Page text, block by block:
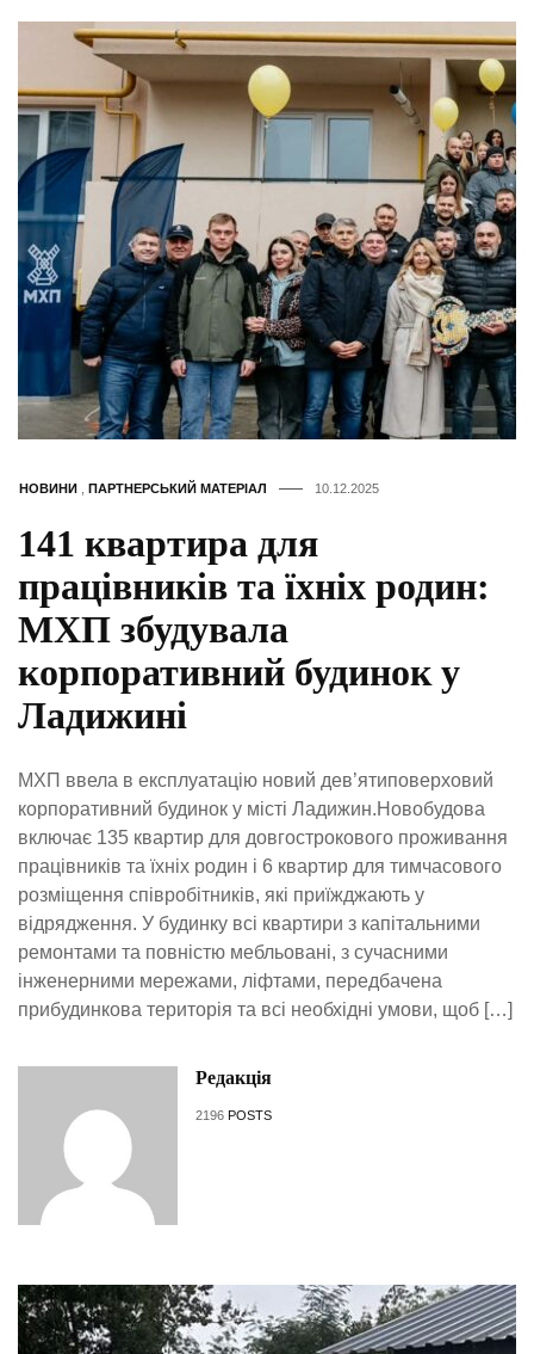
НОВИНИ ПАРТНЕРСЬКИЙ МАТЕРІАЛ 10.12.2025
141 квартира для
працівників та їхніх родин:
МХП збудувала
корпоративний будинок у
Ладижині
МХП ввела в експлуатацію новий дев’ятиповерховий
корпоративний будинок у місті Ладижин.Новобудова
включає 135 квартир для довгострокового проживання
працівників та їхніх родин і 6 квартир для тимчасового
розміщення співробітників, які приїжджають у
відрядження. У будинку всі квартири з капітальними
ремонтами та повністю мебльовані, з сучасними
інженерними мережами, ліфтами, передбачена
прибудинкова територія та всі необхідні умови, щоб […]
Редакція
2196 POSTS